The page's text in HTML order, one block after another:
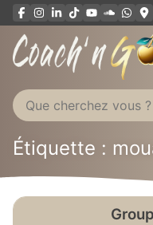
Aller
au
Étiquette :